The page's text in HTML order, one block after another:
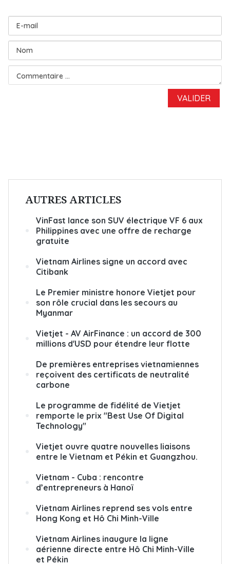
AUTRES ARTICLES
VinFast lance son SUV électrique VF 6 aux
Philippines avec une offre de recharge
gratuite
Vietnam Airlines signe un accord avec
Citibank
Le Premier ministre honore Vietjet pour
son rôle crucial dans les secours au
Myanmar
Vietjet - AV AirFinance : un accord de 300
millions d'USD pour étendre leur flotte
De premières entreprises vietnamiennes
reçoivent des certificats de neutralité
carbone
Le programme de fidélité de Vietjet
remporte le prix "Best Use Of Digital
Technology"
Vietjet ouvre quatre nouvelles liaisons
entre le Vietnam et Pékin et Guangzhou.
Vietnam - Cuba : rencontre
d’entrepreneurs à Hanoï
Vietnam Airlines reprend ses vols entre
Hong Kong et Hô Chi Minh-Ville
Vietnam Airlines inaugure la ligne
aérienne directe entre Hô Chi Minh-Ville
et Pékin